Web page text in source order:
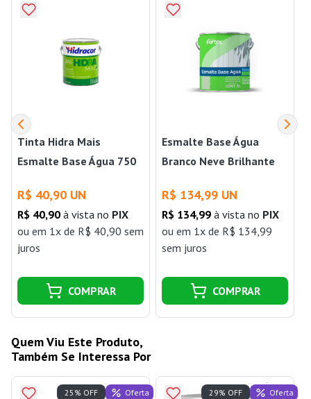
Tinta Hidra Mais
Esmalte Base Água 750
R$ 40,90 UN
R$ 40,90 à vista no PIX
ou em 1x de R$ 40,90 sem
juros
COMPRAR
Esmalte Base Água
Branco Neve Brilhante
R$ 134,99 UN
R$ 134,99 à vista no PIX
ou em 1x de R$ 134,99
sem juros
COMPRAR
Quem Viu Este Produto,
Também Se Interessa Por
25% OFF Oferta 29% OFF Oferta